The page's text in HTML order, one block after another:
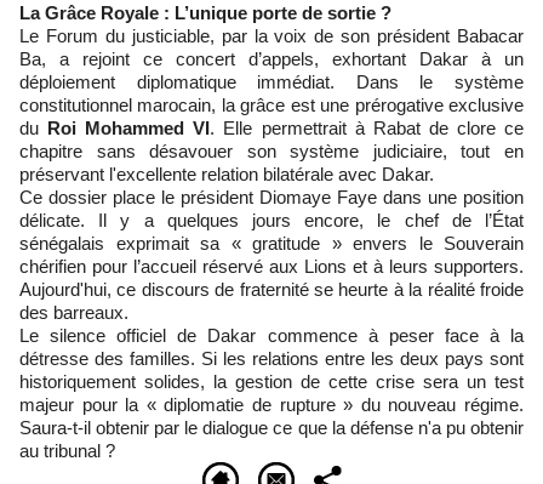
La Grâce Royale : L’unique porte de sortie ?
Le Forum du justiciable, par la voix de son président Babacar
Ba, a rejoint ce concert d’appels, exhortant Dakar à un
déploiement diplomatique immédiat. Dans le système
constitutionnel marocain, la grâce est une prérogative exclusive
du Roi Mohammed VI. Elle permettrait à Rabat de clore ce
chapitre sans désavouer son système judiciaire, tout en
préservant l'excellente relation bilatérale avec Dakar.
Ce dossier place le président Diomaye Faye dans une position
délicate. Il y a quelques jours encore, le chef de l’État
sénégalais exprimait sa « gratitude » envers le Souverain
chérifien pour l’accueil réservé aux Lions et à leurs supporters.
Aujourd'hui, ce discours de fraternité se heurte à la réalité froide
des barreaux.
Le silence officiel de Dakar commence à peser face à la
détresse des familles. Si les relations entre les deux pays sont
historiquement solides, la gestion de cette crise sera un test
majeur pour la « diplomatie de rupture » du nouveau régime.
Saura-t-il obtenir par le dialogue ce que la défense n'a pu obtenir
au tribunal ?